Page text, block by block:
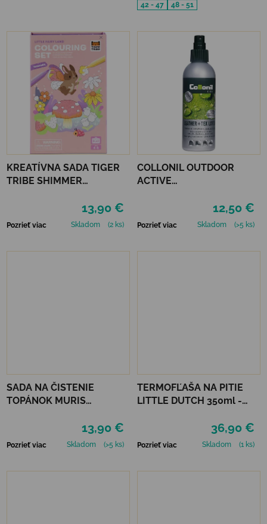
42 - 47
48 - 51
KREATÍVNA SADA TIGER
TRIBE SHIMMER
13,90 €
Pozrieť viac Skladom (2 ks)
COLLONIL OUTDOOR
ACTIVE
12,50 €
Pozrieť viac Skladom (>5 ks)
SADA NA ČISTENIE
TOPÁNOK MURIS
13,90 €
Pozrieť viac Skladom (>5 ks)
TERMOFĽAŠA NA PITIE
LITTLE DUTCH 350ml -
36,90 €
Pozrieť viac Skladom (1 ks)